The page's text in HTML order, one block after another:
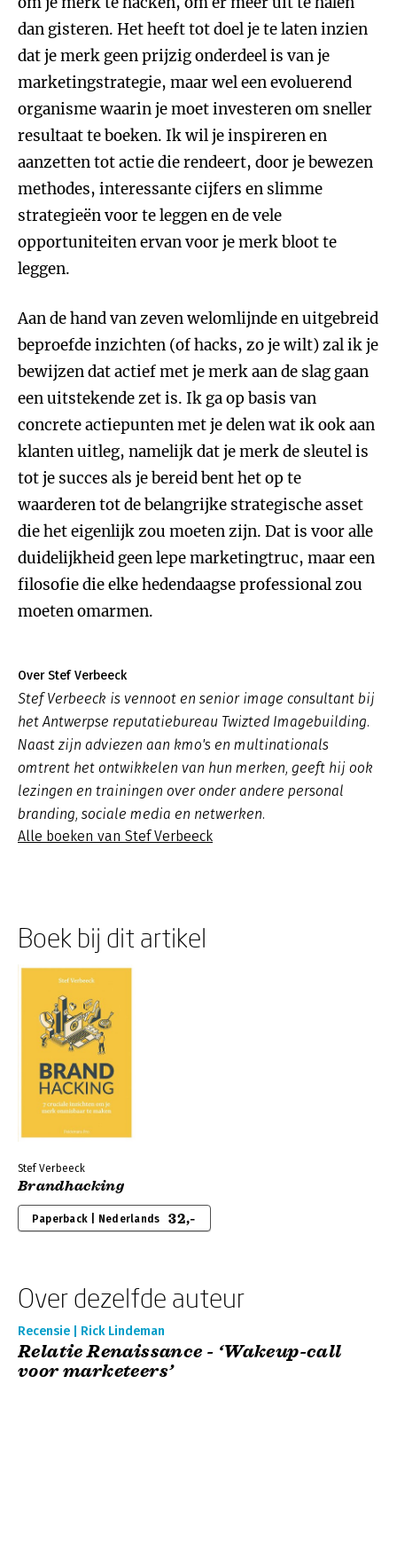
dan gisteren. Het heeft tot doel je te laten inzien
dat je merk geen prijzig onderdeel is van je
marketingstrategie, maar wel een evoluerend
organisme waarin je moet investeren om sneller
resultaat te boeken. Ik wil je inspireren en
aanzetten tot actie die rendeert, door je bewezen
methodes, interessante cijfers en slimme
strategieën voor te leggen en de vele
opportuniteiten ervan voor je merk bloot te
leggen.
Aan de hand van zeven welomlijnde en uitgebreid
beproefde inzichten (of hacks, zo je wilt) zal ik je
bewijzen dat actief met je merk aan de slag gaan
een uitstekende zet is. Ik ga op basis van
concrete actiepunten met je delen wat ik ook aan
klanten uitleg, namelijk dat je merk de sleutel is
tot je succes als je bereid bent het op te
waarderen tot de belangrijke strategische asset
die het eigenlijk zou moeten zijn. Dat is voor alle
duidelijkheid geen lepe marketingtruc, maar een
filosofie die elke hedendaagse professional zou
moeten omarmen.
Over Stef Verbeeck
Stef Verbeeck is vennoot en senior image consultant bij
het Antwerpse reputatiebureau Twizted Imagebuilding.
Naast zijn adviezen aan kmo's en multinationals
omtrent het ontwikkelen van hun merken, geeft hij ook
lezingen en trainingen over onder andere personal
branding, sociale media en netwerken.
Alle boeken van Stef Verbeeck
Boek bij dit artikel
Stef Verbeeck
Brandhacking
Paperback | Nederlands 32,-
Over dezelfde auteur
Recensie | Rick Lindeman
Relatie Renaissance - ‘Wakeup-call
voor marketeers’